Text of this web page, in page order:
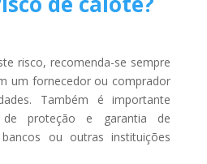
risco, recomenda-se sempre
um fornecedor ou comprador
Também é importante
de proteção e garantia de
ou outras instituições